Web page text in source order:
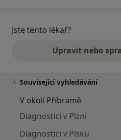
Jste tento lékař?
Upravit nebo
Související vyhledávání
V okolí Příbramě
Diagnostici v Plzni
Diagnostici v Písku